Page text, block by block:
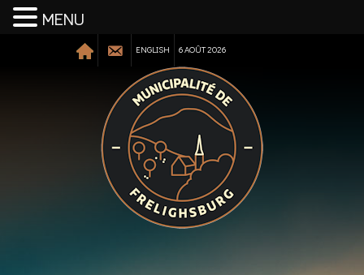
ENGLISH 6 AOÛT 2026
MENU